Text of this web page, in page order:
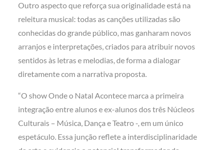
Outro aspecto que reforça sua originalidade está na
releitura musical: todas as canções utilizadas são
conhecidas do grande público, mas ganharam novos
arranjos e interpretações, criados para atribuir novos
sentidos às letras e melodias, de forma a dialogar
diretamente com a narrativa proposta.
“O show Onde o Natal Acontece marca a primeira
integração entre alunos e ex-alunos dos três Núcleos
Culturais – Música, Dança e Teatro -, em um único
espetáculo. Essa junção reflete a interdisciplinaridade